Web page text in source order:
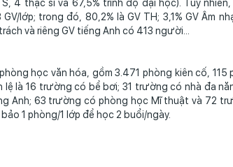
4 thạc sĩ và 67,5% trình độ đại học). Tuy nhiên,
trong đó, 80,2% là GV TH; 3,1% GV Âm
và riêng GV tiếng Anh có 413 người...
học văn hóa, gồm 3.471 phòng kiên cố, 115
là 16 trường có bể bơi; 31 trường có nhà đa
Anh; 63 trường có phòng học Mĩ thuật và 72
1 phòng/1 lớp để học 2 buổi/ngày.